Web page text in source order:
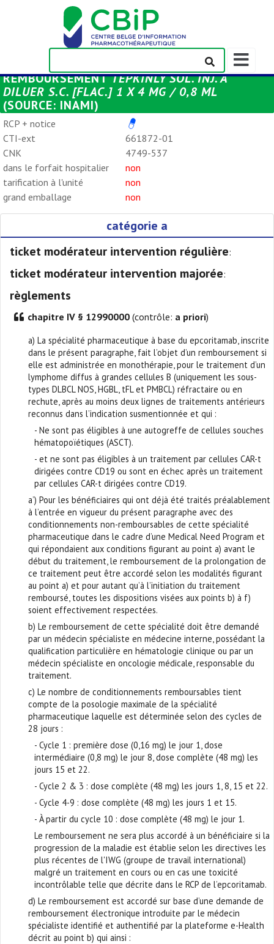
Afficher/
la
REMBOURSEMENTTEPKINLY SOL. INJ. À
DILUER S.C. [FLAC.] 1 X 4 MG / 0,8 ML
(SOURCE: INAMI)
RCP + notice
CTI-ext
661872-01
CNK
4749-537
dans le forfait hospitalier
non
tarification à l'unité
non
grand emballage
non
catégorie a
ticket modérateur intervention régulière:
ticket modérateur intervention majorée:
règlements
chapitre IV § 12990000 (contrôle: a priori)
a) La spécialité pharmaceutique à base du epcoritamab, inscrite
dans le présent paragraphe, fait l’objet d’un remboursement si
elle est administrée en monothérapie, pour le traitement d’un
lymphome diffus à grandes cellules B (uniquement les sous-
types DLBCL NOS, HGBL, tFL et PMBCL) réfractaire ou en
rechute, après au moins deux lignes de traitements antérieurs
reconnus dans l’indication susmentionnée et qui :
- Ne sont pas éligibles à une autogreffe de cellules souches
hématopoïétiques (ASCT).
- et ne sont pas éligibles à un traitement par cellules CAR-t
dirigées contre CD19 ou sont en échec après un traitement
par cellules CAR-t dirigées contre CD19.
a’) Pour les bénéficiaires qui ont déjà été traités préalablement
à l’entrée en vigueur du présent paragraphe avec des
conditionnements non-remboursables de cette spécialité
pharmaceutique dans le cadre d’une Medical Need Program et
qui répondaient aux conditions figurant au point a) avant le
début du traitement, le remboursement de la prolongation de
ce traitement peut être accordé selon les modalités figurant
au point a) et pour autant qu’à l’initiation du traitement
remboursé, toutes les dispositions visées aux points b) à f)
soient effectivement respectées.
b) Le remboursement de cette spécialité doit être demandé
par un médecin spécialiste en médecine interne, possédant la
qualification particulière en hématologie clinique ou par un
médecin spécialiste en oncologie médicale, responsable du
traitement.
c) Le nombre de conditionnements remboursables tient
compte de la posologie maximale de la spécialité
pharmaceutique laquelle est déterminée selon des cycles de
28 jours :
- Cycle 1 : première dose (0,16 mg) le jour 1, dose
intermédiaire (0,8 mg) le jour 8, dose complète (48 mg) les
jours 15 et 22.
- Cycle 2 & 3 : dose complète (48 mg) les jours 1, 8, 15 et 22.
- Cycle 4-9 : dose complète (48 mg) les jours 1 et 15.
- À partir du cycle 10 : dose complète (48 mg) le jour 1.
Le remboursement ne sera plus accordé à un bénéficiaire si la
progression de la maladie est établie selon les directives les
plus récentes de l'IWG (groupe de travail international)
malgré un traitement en cours ou en cas une toxicité
incontrôlable telle que décrite dans le RCP de l’epcoritamab.
d) Le remboursement est accordé sur base d’une demande de
remboursement électronique introduite par le médecin
spécialiste identifié et authentifié par la plateforme e-Health
décrit au point b) qui ainsi :